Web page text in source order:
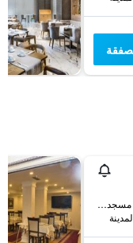
منطقة بنبرديرك, شارع مسجد كاتب سنان رقم 31, اسطنبول, تركيا